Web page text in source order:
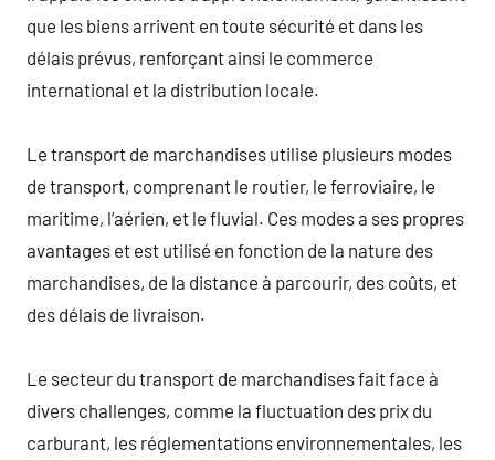
que les biens arrivent en toute sécurité et dans les
délais prévus, renforçant ainsi le commerce
international et la distribution locale.
Le transport de marchandises utilise plusieurs modes
de transport, comprenant le routier, le ferroviaire, le
maritime, l’aérien, et le fluvial. Ces modes a ses propres
avantages et est utilisé en fonction de la nature des
marchandises, de la distance à parcourir, des coûts, et
des délais de livraison.
Le secteur du transport de marchandises fait face à
divers challenges, comme la fluctuation des prix du
carburant, les réglementations environnementales, les